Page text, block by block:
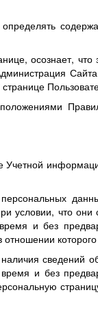
осознает, что
положениями
Учетной
условии, что
и без
сведений
и без